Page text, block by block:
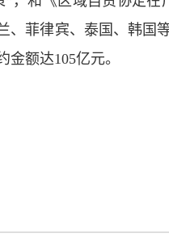
、菲律宾、泰国、韩国
额达105亿元。